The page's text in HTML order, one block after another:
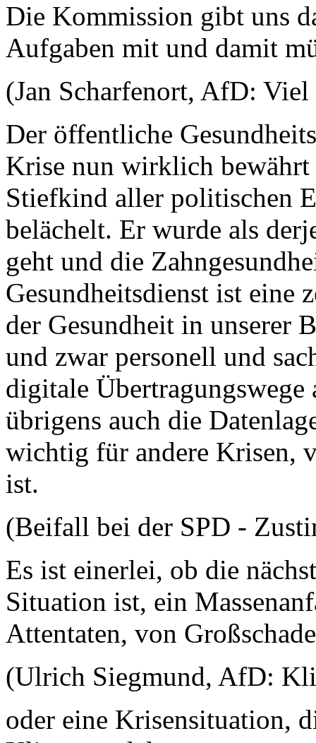
Die Kommission gibt uns
Aufgaben mit und damit
(Jan Scharfenort, AfD:
Der öffentliche
Krise nun wirklich bewährt
Stiefkind aller politischen
belächelt. Er wurde als
geht und die
Gesundheitsdienst ist eine
der Gesundheit in unserer
und zwar personell und
digitale Übertragungswege
übrigens auch die
wichtig für andere Krisen,
ist.
(Beifall bei der SPD -
Es ist einerlei, ob die
Situation ist, ein
Attentaten, von
(Ulrich Siegmund, AfD:
oder eine Krisensituation,